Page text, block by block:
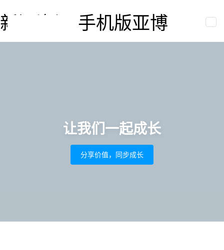
新闻资讯-手机版亚博
让我们一起成长
分享价值，同步成长